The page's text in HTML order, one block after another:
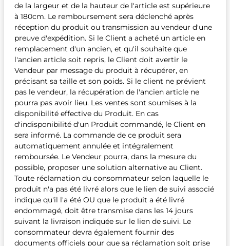
de la largeur et de la hauteur de l'article est supérieure
à 180cm. Le remboursement sera déclenché après
réception du produit ou transmission au vendeur d'une
preuve d'expédition. Si le Client a acheté un article en
remplacement d'un ancien, et qu'il souhaite que
l'ancien article soit repris, le Client doit avertir le
Vendeur par message du produit à récupérer, en
précisant sa taille et son poids. Si le client ne prévient
pas le vendeur, la récupération de l'ancien article ne
pourra pas avoir lieu. Les ventes sont soumises à la
disponibilité effective du Produit. En cas
d'indisponibilité d'un Produit commandé, le Client en
sera informé. La commande de ce produit sera
automatiquement annulée et intégralement
remboursée. Le Vendeur pourra, dans la mesure du
possible, proposer une solution alternative au Client.
Toute réclamation du consommateur selon laquelle le
produit n'a pas été livré alors que le lien de suivi associé
indique qu'il l'a été OU que le produit a été livré
endommagé, doit être transmise dans les 14 jours
suivant la livraison indiquée sur le lien de suivi. Le
consommateur devra également fournir des
documents officiels pour que sa réclamation soit prise